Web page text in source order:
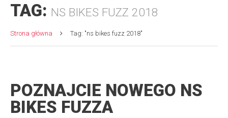
TAG: NS BIKES FUZZ 2018
Strona główna Tag: "ns bikes fuzz 2018"
POZNAJCIE NOWEGO NS
BIKES FUZZA